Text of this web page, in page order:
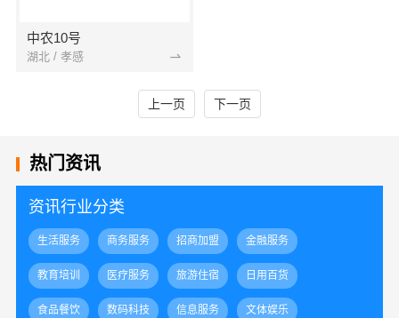
中农10号
湖北 / 孝感
上一页 下一页
热门资讯
资讯行业分类
生活服务 商务服务 招商加盟 金融服务
教育培训 医疗服务 旅游住宿 日用百货
食品餐饮 数码科技 信息服务 文体娱乐